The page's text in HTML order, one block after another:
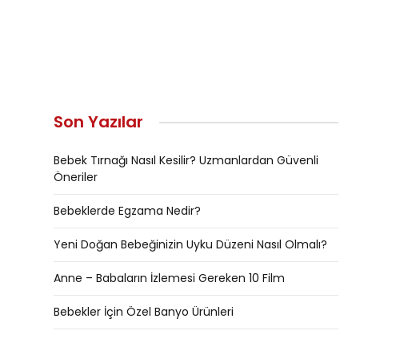
Son Yazılar
Bebek Tırnağı Nasıl Kesilir? Uzmanlardan Güvenli
Öneriler
Bebeklerde Egzama Nedir?
Yeni Doğan Bebeğinizin Uyku Düzeni Nasıl Olmalı?
Anne – Babaların İzlemesi Gereken 10 Film
Bebekler İçin Özel Banyo Ürünleri